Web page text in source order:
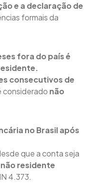
e a declaração de
formais da
fora do país é
consecutivos de
considerado não
no Brasil após
que a conta seja
residente
4.373.